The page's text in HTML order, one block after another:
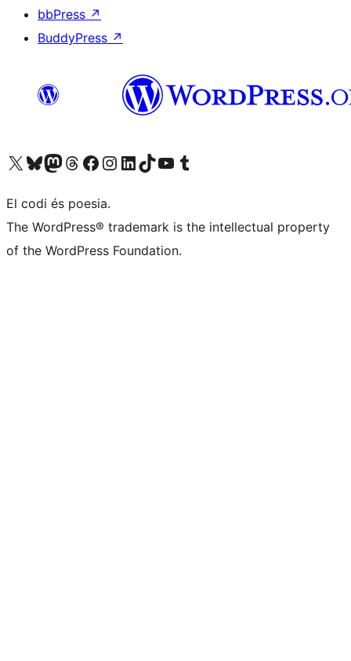
bbPress ↗
BuddyPress ↗
Visiteu el nostre compte X (abans Twitter)
Visiteu el nostre compte de Bluesky
Visiteu el nostre compte al Mastodon
Visiteu el nostre compte de Threads
Visiteu la nostra pàgina al Facebook
Visiteu el nostre compte d'Instagram
Visiteu el nostre compte de LinkedIn
Visiteu el nostre compte de TikTok
Visiteu el nostre canal al YouTube
Visiteu el nostre compte de Tumblr
El codi és poesia.
The WordPress® trademark is the intellectual property
of the WordPress Foundation.